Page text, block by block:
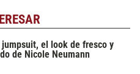
jumpsuit, el look de fresco y
de Nicole Neumann